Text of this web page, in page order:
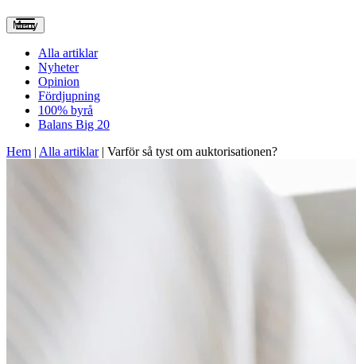
Meny
Alla artiklar
Nyheter
Opinion
Fördjupning
100% byrå
Balans Big 20
Hem | Alla artiklar| Varför så tyst om auktorisationen?